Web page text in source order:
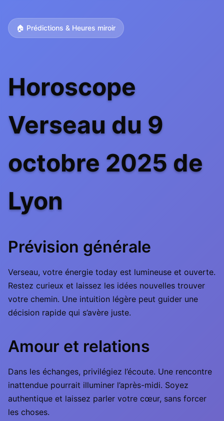
🏠 Prédictions & Heures miroir
Horoscope
Verseau du 9
octobre 2025 de
Lyon
Prévision générale
Verseau, votre énergie today est lumineuse et ouverte.
Restez curieux et laissez les idées nouvelles trouver
votre chemin. Une intuition légère peut guider une
décision rapide qui s’avère juste.
Amour et relations
Dans les échanges, privilégiez l’écoute. Une rencontre
inattendue pourrait illuminer l’après-midi. Soyez
authentique et laissez parler votre cœur, sans forcer
les choses.